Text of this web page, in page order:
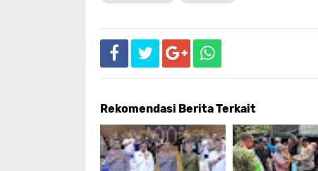
Rekomendasi Berita Terkait